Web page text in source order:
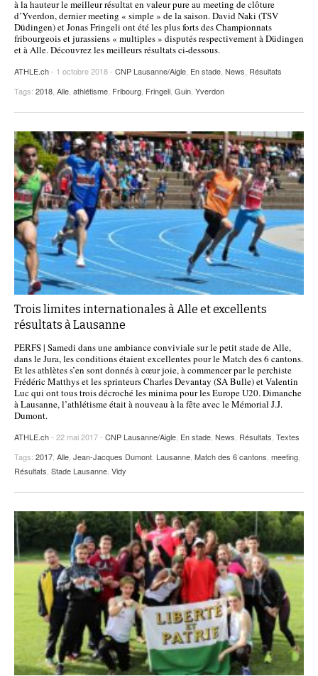
à la hauteur le meilleur résultat en valeur pure au meeting de clôture
d’Yverdon, dernier meeting « simple » de la saison. David Naki (TSV
Düdingen) et Jonas Fringeli ont été les plus forts des Championnats
fribourgeois et jurassiens « multiples » disputés respectivement à Düdingen
et à Alle. Découvrez les meilleurs résultats ci-dessous.
ATHLE.ch- 1 octobre 2018 - CNP Lausanne/Aigle En stade News Résultats
Tags: 2018 Alle athlétisme Fribourg Fringeli Guin Yverdon
Trois limites internationales à Alle et excellents
résultats à Lausanne
PERFS | Samedi dans une ambiance conviviale sur le petit stade de Alle,
dans le Jura, les conditions étaient excellentes pour le Match des 6 cantons.
Et les athlètes s’en sont donnés à cœur joie, à commencer par le perchiste
Frédéric Matthys et les sprinteurs Charles Devantay (SA Bulle) et Valentin
Luc qui ont tous trois décroché les minima pour les Europe U20. Dimanche
à Lausanne, l’athlétisme était à nouveau à la fête avec le Mémorial J.J.
Dumont.
ATHLE.ch- 22 mai 2017 - CNP Lausanne/Aigle, En stade, News, Résultats, Textes
Tags: 2017, Alle, Jean-Jacques Dumont, Lausanne, Match des 6 cantons, meeting,
Résultats, Stade Lausanne, Vidy